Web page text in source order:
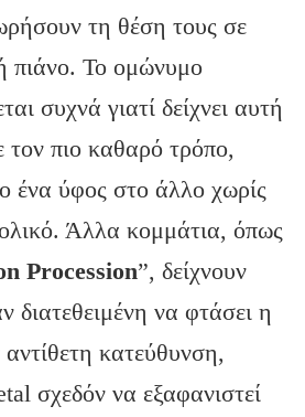
τη θέση τους σε
πιάνο. Το ομώνυμο
συχνά γιατί δείχνει αυτή
τον πιο καθαρό τρόπο,
ένα ύφος στο άλλο χωρίς
Άλλα κομμάτια, όπως
Procession”, δείχνουν
διατεθειμένη να φτάσει η
κατεύθυνση,
σχεδόν να εξαφανιστεί